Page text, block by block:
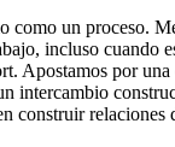
como un proceso.
incluso cuando
Apostamos por
intercambio
construir relaciones